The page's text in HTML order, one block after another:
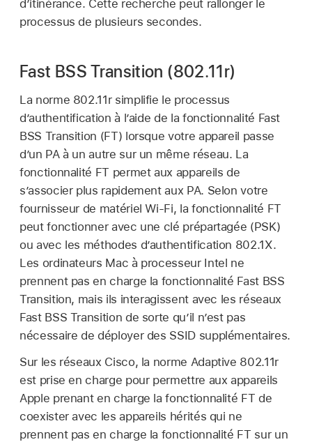
d’itinérance. Cette recherche peut rallonger le
processus de plusieurs secondes.
Fast BSS Transition (802.11r)
La norme 802.11r simplifie le processus
d’authentification à l’aide de la fonctionnalité Fast
BSS Transition (FT) lorsque votre appareil passe
d’un PA à un autre sur un même réseau. La
fonctionnalité FT permet aux appareils de
s’associer plus rapidement aux PA. Selon votre
fournisseur de matérielWi-Fi, la fonctionnalité FT
peut fonctionner avec une clé prépartagée (PSK)
ou avec les méthodes d’authentification 802.1X.
Les ordinateurs Mac à processeur Intel ne
prennent pas en charge la fonctionnalité Fast BSS
Transition, mais ils interagissent avec les réseaux
Fast BSS Transition de sorte qu’il n’est pas
nécessaire de déployer des SSID supplémentaires.
Sur les réseaux Cisco, la norme Adaptive 802.11r
est prise en charge pour permettre aux appareils
Apple prenant en charge la fonctionnalité FT de
coexister avec les appareils hérités qui ne
prennent pas en charge la fonctionnalité FT sur un